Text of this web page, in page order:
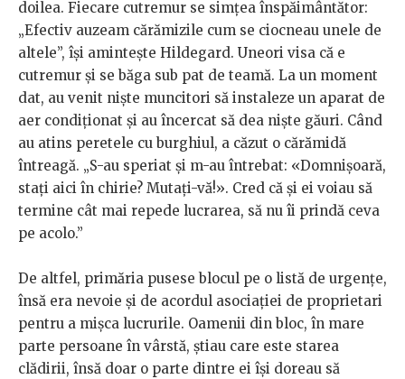
doilea. Fiecare cutremur se simțea înspăimântător:
„Efectiv auzeam cărămizile cum se ciocneau unele de
altele”, își amintește Hildegard. Uneori visa că e
cutremur și se băga sub pat de teamă. La un moment
dat, au venit niște muncitori să instaleze un aparat de
aer condiționat și au încercat să dea niște găuri. Când
au atins peretele cu burghiul, a căzut o cărămidă
întreagă. „S-au speriat și m-au întrebat: «Domnișoară,
stați aici în chirie? Mutați-vă!». Cred că și ei voiau să
termine cât mai repede lucrarea, să nu îi prindă ceva
pe acolo.”
De altfel, primăria pusese blocul pe o listă de urgențe,
însă era nevoie și de acordul asociației de proprietari
pentru a mișca lucrurile. Oamenii din bloc, în mare
parte persoane în vârstă, știau care este starea
clădirii, însă doar o parte dintre ei își doreau să